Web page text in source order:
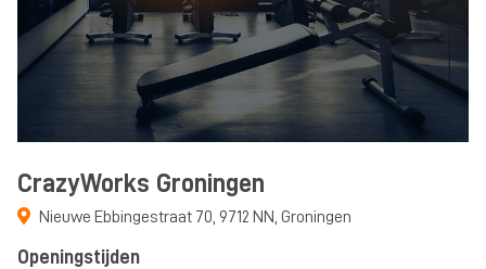
CrazyWorks Groningen
Nieuwe Ebbingestraat 70, 9712 NN, Groningen
Openingstijden